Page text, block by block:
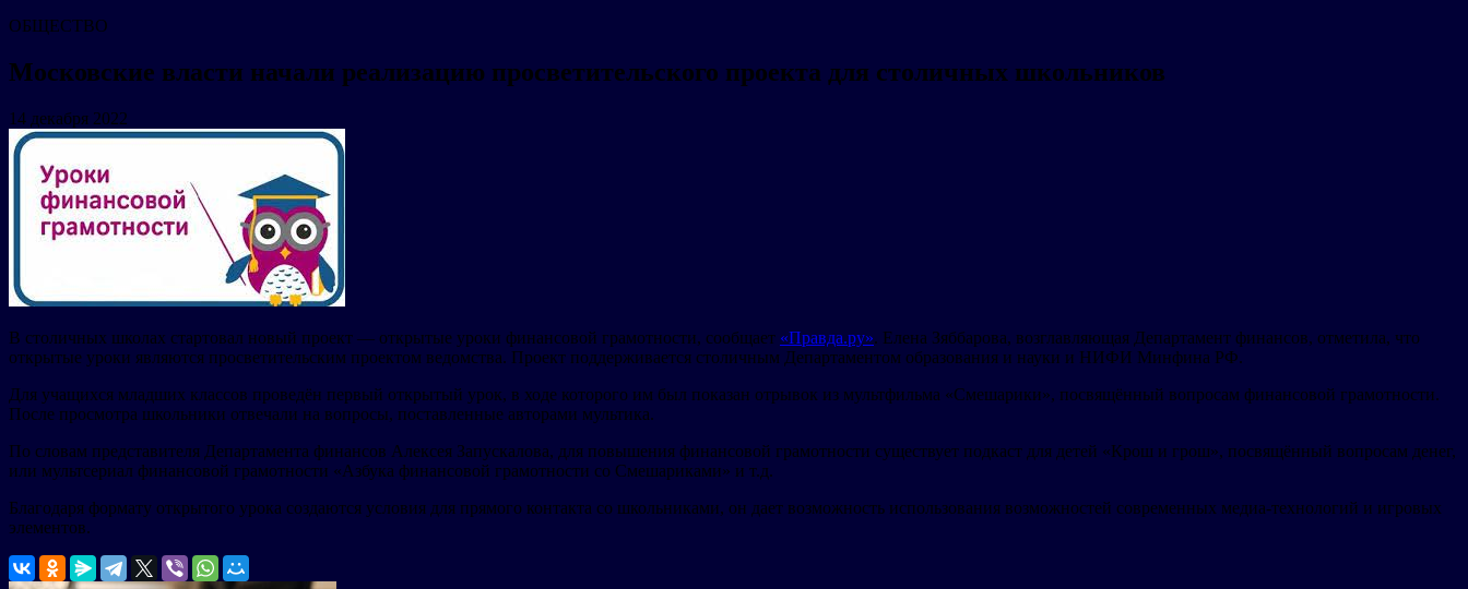
ОБЩЕСТВО
Московские власти начали реализацию просветительского проекта для столичных школьников
14 декабря 2022
В столичных школах стартовал новый проект — открытые уроки финансовой грамотности, сообщает «Правда.ру». Елена Зяббарова, возглавляющая Департамент финансов, отметила, что
открытые уроки являются просветительским проектом ведомства. Проект поддерживается столичным Департаментом образования и науки и НИФИ Минфина РФ.
Для учащихся младших классов проведён первый открытый урок, в ходе которого им был показан отрывок из мультфильма «Смешарики», посвящённый вопросам финансовой грамотности.
После просмотра школьники отвечали на вопросы, поставленные авторами мультика.
По словам представителя Департамента финансов Алексея Запускалова, для повышения финансовой грамотности существует подкаст для детей «Крош и грош», посвящённый вопросам денег,
или мультсериал финансовой грамотности «Азбука финансовой грамотности со Смешариками» и т.д.
Благодаря формату открытого урока создаются условия для прямого контакта со школьниками, он дает возможность использования возможностей современных медиа-технологий и игровых
элементов.